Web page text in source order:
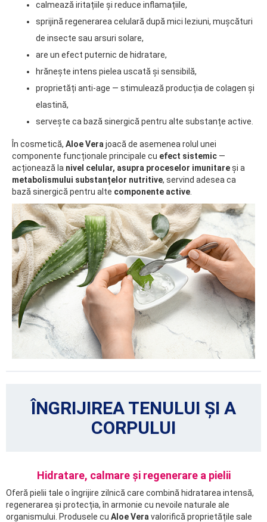
calmează iritațiile și reduce inflamațiile,
sprijină regenerarea celulară după mici leziuni, mușcături
de insecte sau arsuri solare,
are un efect puternic de hidratare,
hrănește intens pielea uscată și sensibilă,
proprietăți anti-age — stimulează producția de colagen și
elastină,
servește ca bază sinergică pentru alte substanțe active.
În cosmetică, Aloe Vera joacă de asemenea rolul unei
componente funcționale principale cu efect sistemic —
acționează la nivel celular, asupra proceselor imunitareși a
metabolismului substanțelor nutritive, servind adesea ca
bază sinergică pentru alte componente active
ÎNGRIJIREA TENULUI ȘI A
CORPULUI
Hidratare, calmare și regenerare a pielii
Oferă pielii tale o îngrijire zilnică care combină hidratarea intensă,
regenerarea și protecția, în armonie cu nevoile naturale ale
organismului. Produsele cu Aloe Vera valorifică proprietățile sale